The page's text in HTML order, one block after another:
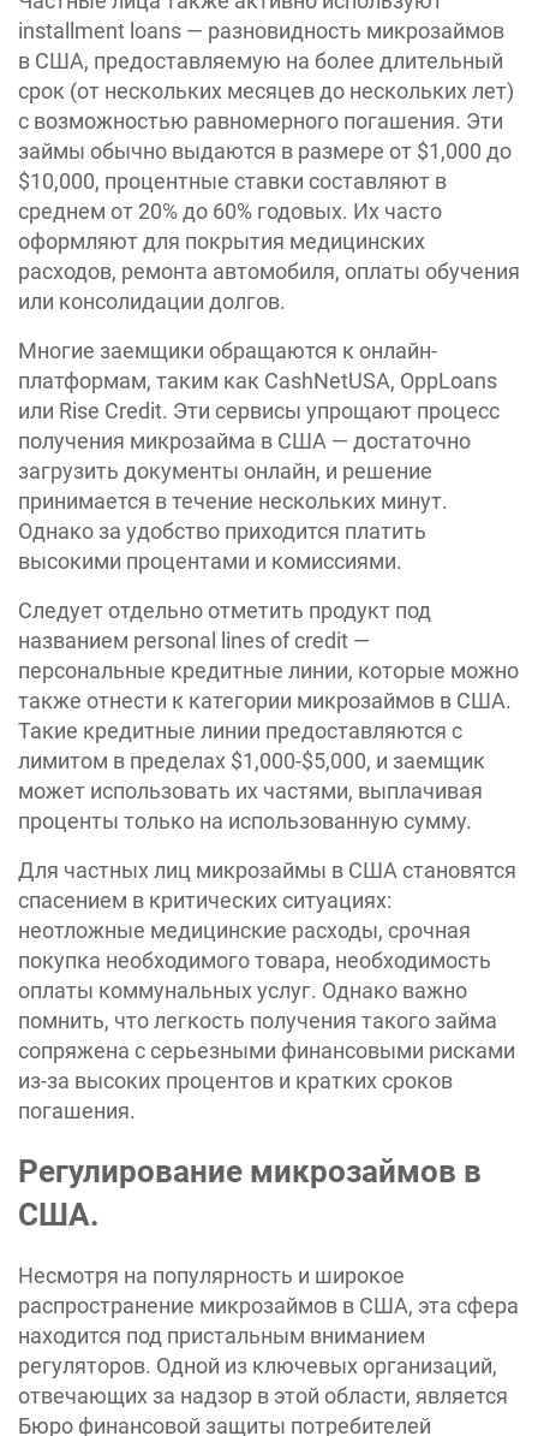
installment loans — разновидность микрозаймов
в США, предоставляемую на более длительный
срок (от нескольких месяцев до нескольких лет)
с возможностью равномерного погашения. Эти
займы обычно выдаются в размере от $1,000 до
$10,000, процентные ставки составляют в
среднем от 20% до 60% годовых. Их часто
оформляют для покрытия медицинских
расходов, ремонта автомобиля, оплаты обучения
или консолидации долгов.
Многие заемщики обращаются к онлайн-
платформам, таким как CashNetUSA, OppLoans
или Rise Credit. Эти сервисы упрощают процесс
получения микрозайма в США — достаточно
загрузить документы онлайн, и решение
принимается в течение нескольких минут.
Однако за удобство приходится платить
высокими процентами и комиссиями.
Следует отдельно отметить продукт под
названием personal lines of credit —
персональные кредитные линии, которые можно
также отнести к категории микрозаймов в США.
Такие кредитные линии предоставляются с
лимитом в пределах $1,000-$5,000, и заемщик
может использовать их частями, выплачивая
проценты только на использованную сумму.
Для частных лиц микрозаймы в США становятся
спасением в критических ситуациях:
неотложные медицинские расходы, срочная
покупка необходимого товара, необходимость
оплаты коммунальных услуг. Однако важно
помнить, что легкость получения такого займа
сопряжена с серьезными финансовыми рисками
из-за высоких процентов и кратких сроков
погашения.
Регулирование микрозаймов в
США.
Несмотря на популярность и широкое
распространение микрозаймов в США, эта сфера
находится под пристальным вниманием
регуляторов. Одной из ключевых организаций,
отвечающих за надзор в этой области, является
Бюро финансовой защиты потребителей